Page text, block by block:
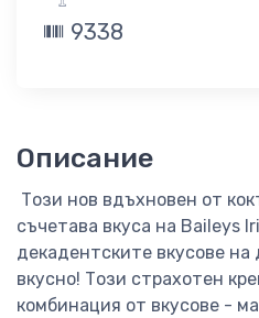
9338
Описание
Този нов вдъхновен от
съчетава вкуса на Baileys
декадентските вкусове
вкусно! Този страхотен
комбинация от вкусове -